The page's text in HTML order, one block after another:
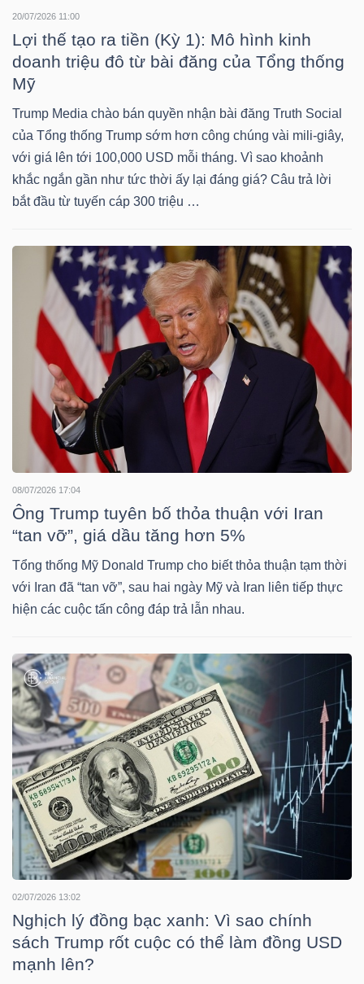
20/07/2026 11:00
Lợi thế tạo ra tiền (Kỳ 1): Mô hình kinh
doanh triệu đô từ bài đăng của Tổng thống
Mỹ
Trump Media chào bán quyền nhận bài đăng Truth Social
của Tổng thống Trump sớm hơn công chúng vài mili-giây,
với giá lên tới 100,000 USD mỗi tháng. Vì sao khoảnh
khắc ngắn gần như tức thời ấy lại đáng giá? Câu trả lời
bắt đầu từ tuyến cáp 300 triệu …
08/07/2026 17:04
Ông Trump tuyên bố thỏa thuận với Iran
“tan vỡ”, giá dầu tăng hơn 5%
Tổng thống Mỹ Donald Trump cho biết thỏa thuận tạm thời
với Iran đã “tan vỡ”, sau hai ngày Mỹ và Iran liên tiếp thực
hiện các cuộc tấn công đáp trả lẫn nhau.
02/07/2026 13:02
Nghịch lý đồng bạc xanh: Vì sao chính
sách Trump rốt cuộc có thể làm đồng USD
mạnh lên?
TIÊU
DÙNG
THIẾT
YẾU
CHĂM
SỨC
KHỎE
TÀI
CHÍNH
CÔNG
NGHỆ
THÔNG
DỊCH
VỤ
TRUYỀN
THÔNG
TIỆN
ÍCH